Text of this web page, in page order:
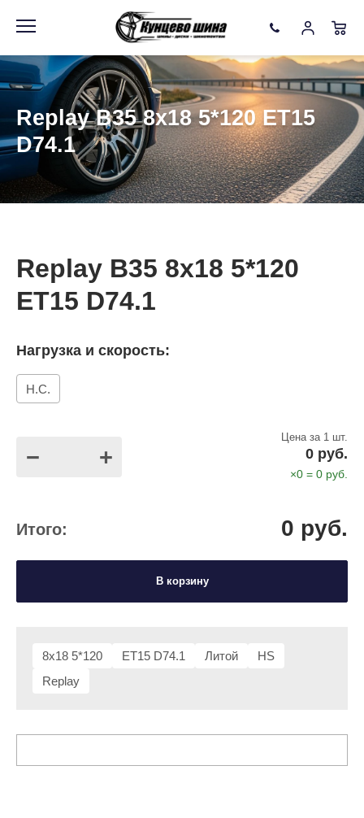
Replay B35 8x18 5*120 ET15
D74.1
Replay B35 8x18 5*120
ET15 D74.1
8x18 5*120 ET15 D74.1 Литой
HS
Replay
Нагрузка и скорость:
Н.С.
− +
Цена за 1 шт.
0 руб.
×0 = 0 руб.
Итого: 0 руб.
В корзину
Информация Фото товара